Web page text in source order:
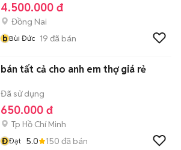
4.500.000 đ
Đồng Nai
bBùi Đức 19 đã bán
bán tất cả cho anh em thợ giá rẻ
Đã sử dụng
650.000 đ
Tp Hồ Chí Minh
ĐĐạt 5.0 150 đã bán